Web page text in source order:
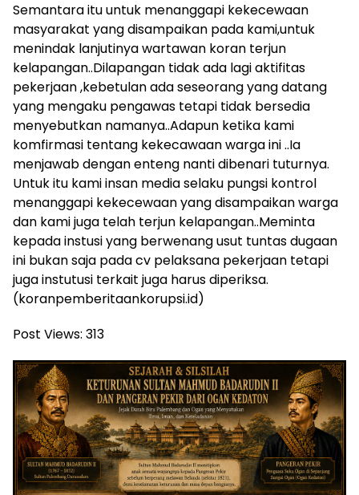
Semantara itu untuk menanggapi kekecewaan
masyarakat yang disampaikan pada kami,untuk
menindak lanjutinya wartawan koran terjun
kelapangan..Dilapangan tidak ada lagi aktifitas
pekerjaan ,kebetulan ada seseorang yang datang
yang mengaku pengawas tetapi tidak bersedia
menyebutkan namanya..Adapun ketika kami
komfirmasi tentang kekecawaan warga ini ..Ia
menjawab dengan enteng nanti dibenari tuturnya.
Untuk itu kami insan media selaku pungsi kontrol
menanggapi kekecewaan yang disampaikan warga
dan kami juga telah terjun kelapangan..Meminta
kepada instusi yang berwenang usut tuntas dugaan
ini bukan saja pada cv pelaksana pekerjaan tetapi
juga instutusi terkait juga harus diperiksa.
(koranpemberitaankorupsi.id)
Post Views: 313